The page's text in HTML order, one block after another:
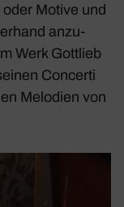
Motive und
anzu­
Werk Gott­lieb
Concerti
Melo­dien von